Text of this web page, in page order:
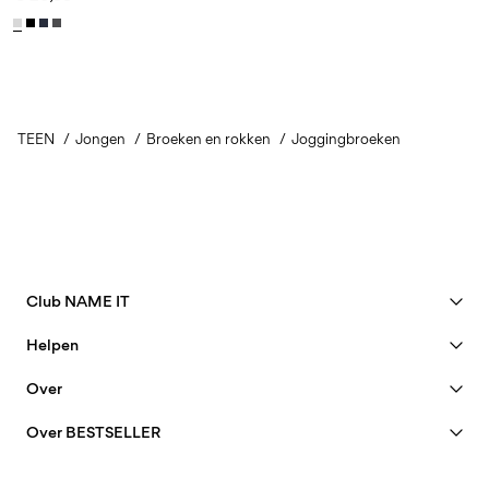
TEEN Jongen Broeken en rokken Joggingbroeken
Club NAME IT
Mijn account
FAQ
Helpen
Bestelling volgen
Over
Over BESTSELLER